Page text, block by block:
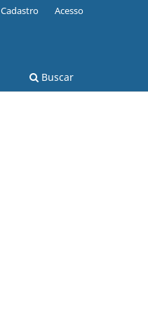
Buscar
Cadastro Acesso